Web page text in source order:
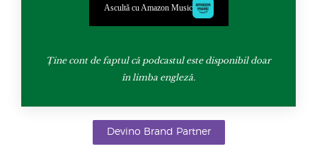
Ascultă cu Amazon Music
Ține cont de faptul că podcastul este disponibil doar
în limba engleză.
Devino Brand Partner